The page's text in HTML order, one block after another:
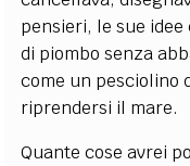
pensieri, le sue
di piombo senza
come un pesciolino
riprendersi il mare.
Quante cose avrei